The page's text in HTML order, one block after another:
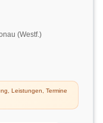
(Westf.)
Leistungen, Termine